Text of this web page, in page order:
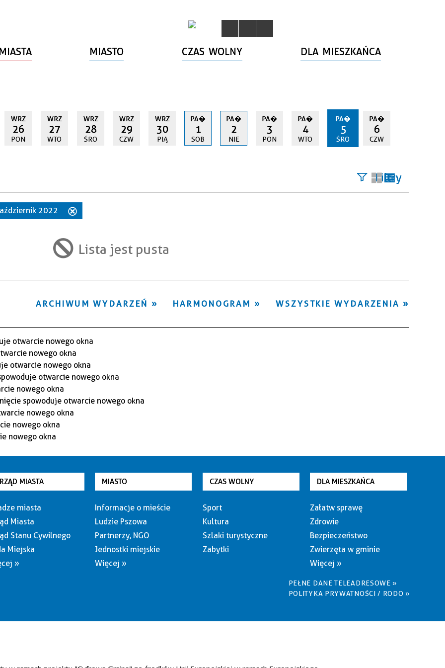
MIASTO CZAS WOLNY DLA MIESZKAŃCA
WRZ
26
PON
WRZ
27
WTO
WRZ
28
ŚRO
WRZ
29
CZW
WRZ
30
PIĄ
PA�
1
SOB
PA�
2
NIE
PA�
3
PON
PA�
4
WTO
PA�
5
ŚRO
PA�
6
CZW
Filtry
Miejsce
2022
Lista jest pusta
WSZYSTKIE WYDARZENIA
HARMONOGRAM
ARCHIWUM WYDARZEŃ
MIASTA
miasta
Miasta
Stanu Cywilnego
Miejska
»
MIASTO
Informacje o mieście
Ludzie Pszowa
Partnerzy, NGO
Jednostki miejskie
Więcej »
CZAS WOLNY
Sport
Kultura
Szlaki turystyczne
Zabytki
DLA MIESZKAŃCA
Załatw sprawę
Zdrowie
Bezpieczeństwo
Zwierzęta w gminie
Więcej »
PEŁNE DANE TELEADRESOWE »
POLITYKA PRYWATNOŚCI / RODO »